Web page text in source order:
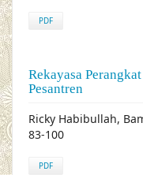
PDF
Rekayasa
Pesantren
Ricky Habibullah,
83-100
PDF